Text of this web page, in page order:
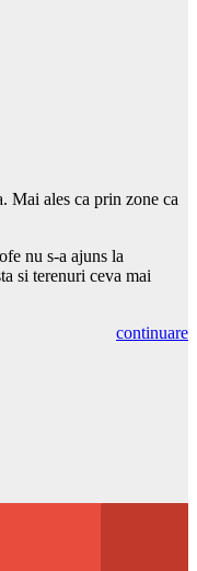
Mai ales ca prin zone ca
nu s-a ajuns la
si terenuri ceva mai
continuare